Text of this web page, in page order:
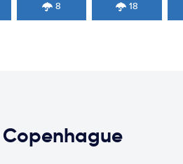
8 18